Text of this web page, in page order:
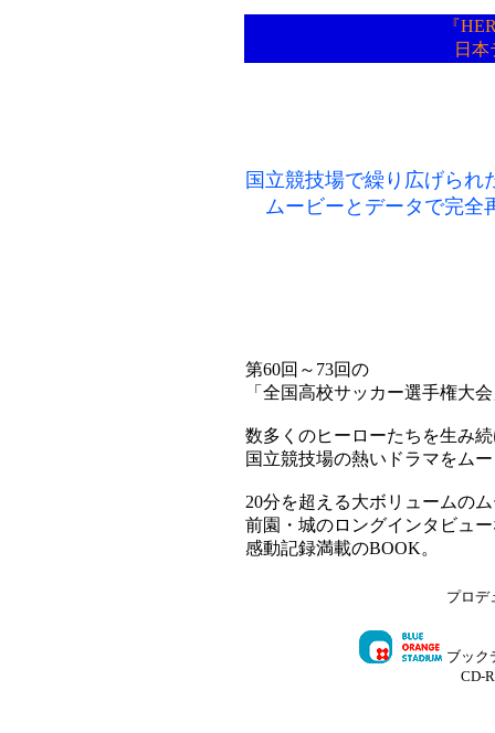
『
日
国立競技場で繰り広げられ
ムービーとデータで完全
第60回～73回の
「全国高校サッカー選手権大
数多くのヒーローたちを生み
国立競技場の熱いドラマをム
20分を超える大ボリュームの
前園・城のロングインタビュ
感動記録満載のBOOK。
プロデ
ブック
CD-